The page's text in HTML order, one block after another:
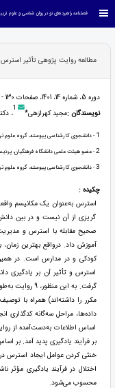
فصلنامه راهبردهای نو در روان شناسی و علوم
مطالعه روایت پژوهی تأثیر
دوره 5، شماره 14، 1401، صفحات 130 - 143
نویسندگان :مجید کهرازهی* 1،
1 - دانشجوی کارشناسی پیوسته، گروه علوم
2- عضو هیئت علمی دانشگاه فرهنگیان،
3- دانشجوی کارشناسی پیوسته، گروه علوم
چکیده :
استرس به‌عنوان يک مکانیسم
گریزی از آن نیست و در بین
صحیح مقابله با استرس و
آموزش داد. درواقع بهترین
کودکی و در مدارس است. در
استرس و تأثیر آن بر یادگیری
گرفت. به این
مکرر را داشته‌اند) همراه با
داده‌ها، مراحل سه‌گانه کدگذاری
اساس اطلاعات به‌دست‌آمده از
بر فرآیند یادگیری پدید آمد. بر
خنثی کردن عوامل ایجاد استرس
اختلال در فرآیند یادگیری
محسوب می‌شود.